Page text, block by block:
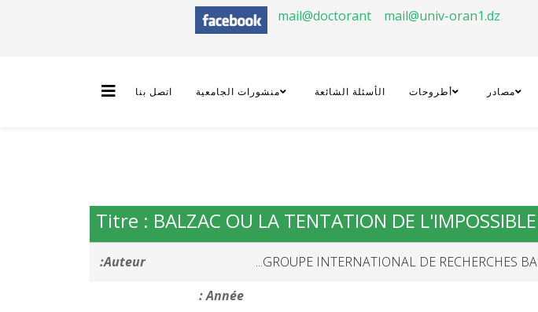
mail@doctorant mail@univ-oran1.dz
مصادر أطروحات الأسئلة الشائعة منشورات الجامعية اتصل بنا
Titre : BALZAC OU LA TENTATION DE L'IMPOSSIBLE
Auteur:
GROUPE INTERNATIONAL DE RECHERCHES BA...
Année :